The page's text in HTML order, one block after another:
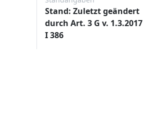
Stand: Zuletzt geändert
durch Art. 3 G v. 1.3.2017
I 386